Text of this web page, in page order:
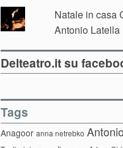
Natale in casa
Antonio Latella
Delteatro.it su
Tags
Anagoor anna netrebko